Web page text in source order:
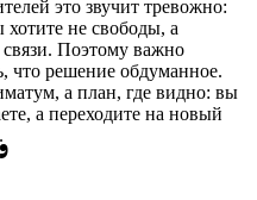
это звучит тревожно:
хотите не свободы, а
связи. Поэтому важно
что решение обдуманное.
а план, где видно: вы
а переходите на новый